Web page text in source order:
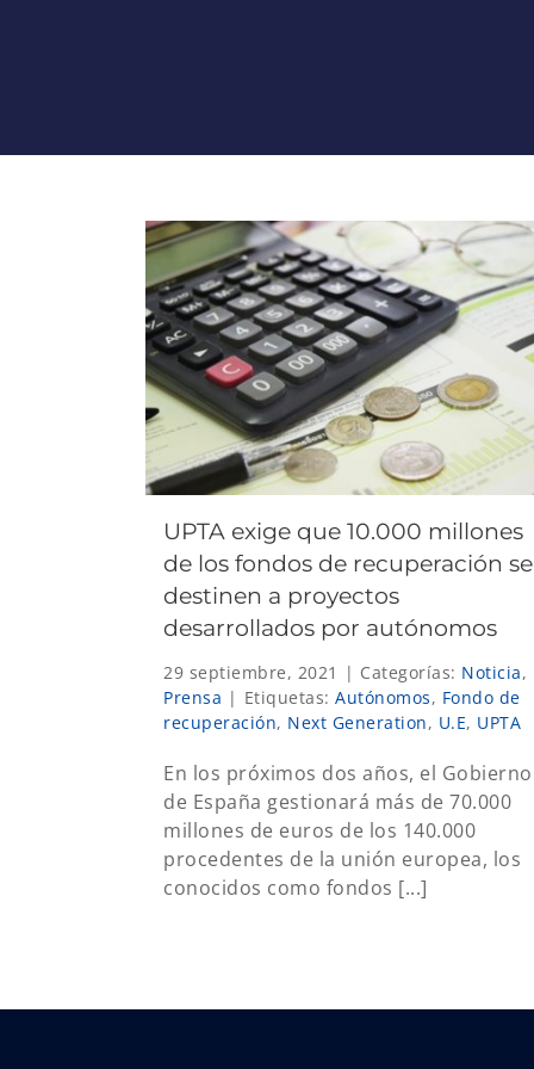
UPTA exige que 10.000 millones
de los fondos de recuperación se
destinen a proyectos
desarrollados por autónomos
29 septiembre, 2021 | Categorías: Noticia,
Prensa | Etiquetas: Autónomos, Fondo de
recuperación, Next Generation, U.E, UPTA
En los próximos dos años, el Gobierno
de España gestionará más de 70.000
millones de euros de los 140.000
procedentes de la unión europea, los
conocidos como fondos [...]